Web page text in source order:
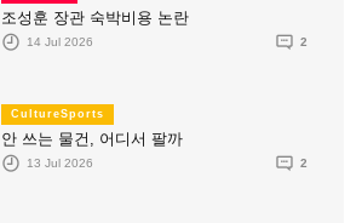
조성훈 장관 숙박비용 논란
14 Jul 2026 2
CultureSports
안 쓰는 물건, 어디서 팔까
13 Jul 2026 2